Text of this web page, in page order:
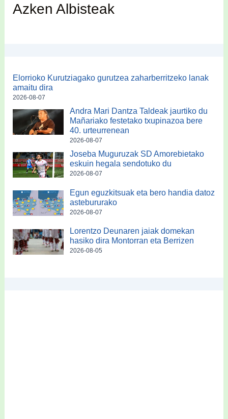
Azken Albisteak
Elorrioko Kurutziagako gurutzea zaharberritzeko lanak
amaitu dira
2026-08-07
Andra Mari Dantza Taldeak jaurtiko du
Mañariako festetako txupinazoa bere
40. urteurrenean
2026-08-07
Joseba Muguruzak SD Amorebietako
eskuin hegala sendotuko du
2026-08-07
Egun eguzkitsuak eta bero handia datoz
astebururako
2026-08-07
Lorentzo Deunaren jaiak domekan
hasiko dira Montorran eta Berrizen
2026-08-05